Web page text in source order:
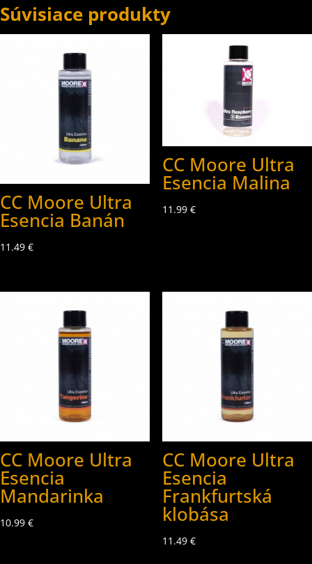
Súvisiace produkty
CC Moore Ultra
Esencia Banán
11.49 €
CC Moore Ultra
Esencia Malina
11.99 €
CC Moore Ultra
Esencia
Mandarinka
10.99 €
CC Moore Ultra
Esencia
Frankfurtská
klobása
11.49 €